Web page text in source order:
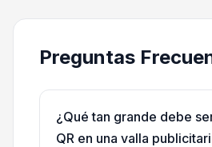
Preguntas
¿Qué tan grande debe
QR en una valla